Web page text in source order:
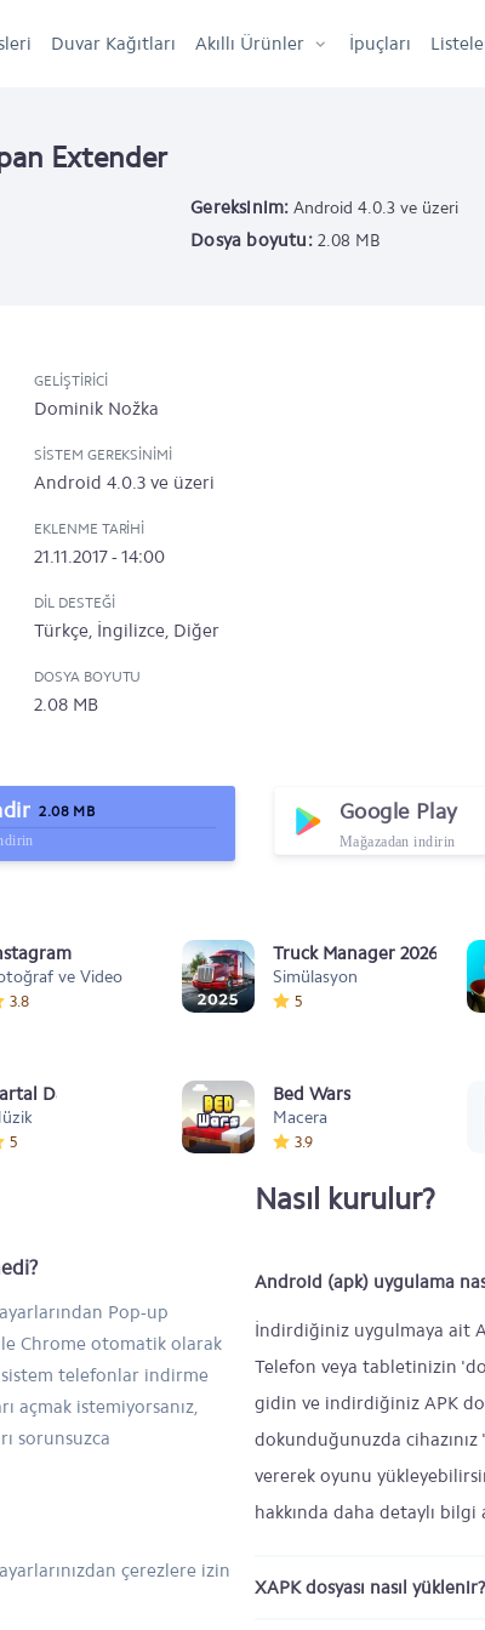
Duvar Kağıtları Akıllı Ürünler İpuçları
Extender
Gereksinim: Android 4.0.3 ve üzeri
Dosya boyutu:2.08 MB
GELIŞTIRICI
Dominik Nožka
SISTEM GEREKSINIMI
Android 4.0.3 ve üzeri
EKLENME TARIHI
21.11.2017 - 14:00
DIL DESTEĞI
Türkçe, İngilizce, Diğer
DOSYA BOYUTU
2.08 MB
2.08 MB
Google Play
Mağazadan indirin
ve Video
3.8
Truck Manager 2026
Simülasyon
5
Dansı Müziği
5
Bed Wars
Macera
3.9
Pop-up
Chrome otomatik olarak
telefonlar indirme
açmak istemiyorsanız,
sorunsuzca
çerezlere izin
Nasıl kurulur?
Android (apk) uygulama
İndirdiğiniz uygulmaya ait
Telefon veya tabletinizin
gidin ve indirdiğiniz APK
dokunduğunuzda
vererek oyunu
hakkında daha detaylı bilgi
XAPK dosyası nasıl yüklenir?